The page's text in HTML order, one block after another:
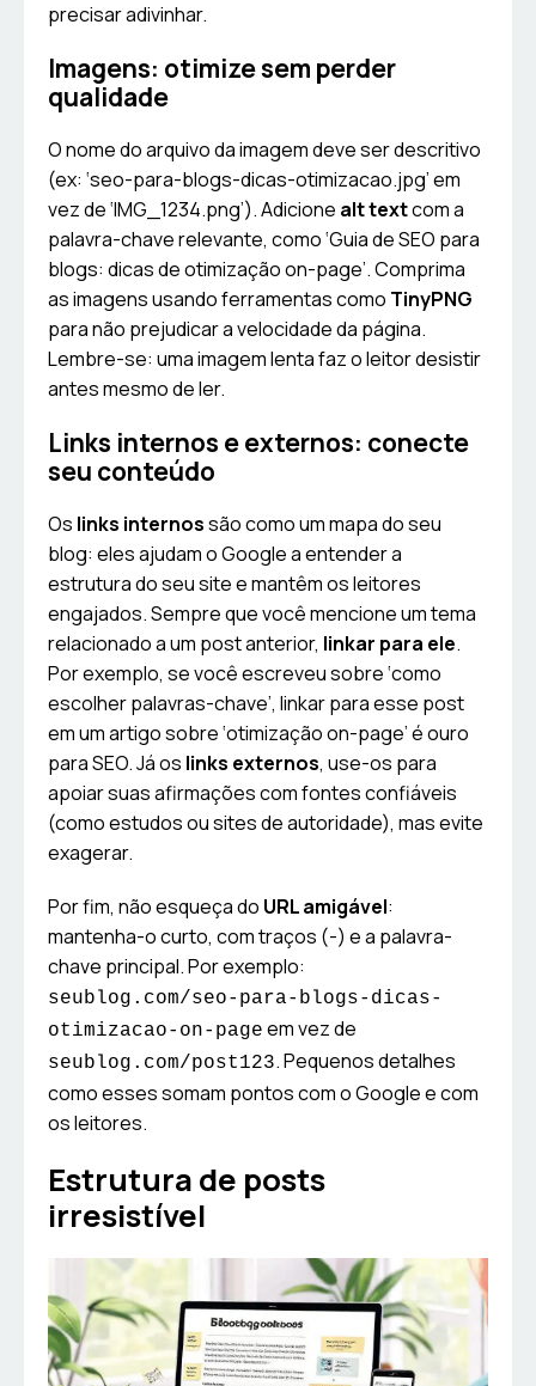
precisar adivinhar.
Imagens: otimize sem perder
qualidade
O nome do arquivo da imagem deve ser descritivo
(ex: ‘seo-para-blogs-dicas-otimizacao.jpg’ em
vez de ‘IMG_1234.png’). Adicione alt textcom a
palavra-chave relevante, como ‘Guia de SEO para
blogs: dicas de otimização on-page’. Comprima
as imagens usando ferramentas como TinyPNG
para não prejudicar a velocidade da página.
Lembre-se: uma imagem lenta faz o leitor desistir
antes mesmo de ler.
Links internos e externos: conecte
seu conteúdo
Os links internossão como um mapa do seu
blog: eles ajudam o Google a entender a
estrutura do seu site e mantêm os leitores
engajados. Sempre que você mencione um tema
relacionado a um post anterior, linkar para ele.
Por exemplo, se você escreveu sobre ‘como
escolher palavras-chave’, linkar para esse post
em um artigo sobre ‘otimização on-page’ é ouro
para SEO. Já os links externos, use-os para
apoiar suas afirmações com fontes confiáveis
(como estudos ou sites de autoridade), mas evite
exagerar.
Por fim, não esqueça do URL amigável:
mantenha-o curto, com traços (-) e a palavra-
chave principal. Por exemplo:
seublog.com/seo-para-blogs-dicas-
otimizacao-on-page em vez de
seublog.com/post123. Pequenos detalhes
como esses somam pontos com o Google e com
os leitores.
Estrutura de posts
irresistível